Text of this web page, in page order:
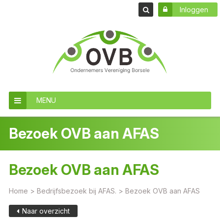
Inloggen
MENU
Bezoek OVB aan AFAS
Bezoek OVB aan AFAS
Home > Bedrijfsbezoek bij AFAS. > Bezoek OVB aan AFAS
Naar overzicht